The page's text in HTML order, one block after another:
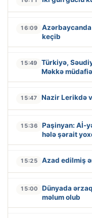
16:09
Azərbaycanda
keçib
15:49
Türkiyə,
Məkkə
15:47 Nazir Lerikdə
15:36
Paşinyan: Aİ-
hələ şərait
15:25 Azad edilmiş
15:00
Dünyada
məlum olub